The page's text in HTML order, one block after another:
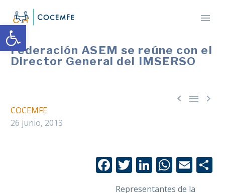
Federación ASEM se reúne con el
Director General del IMSERSO
  
COCEMFE
26 junio, 2013
Facebook
Twitter
LinkedIn
Representantes de la
Abrir barra de herramientas